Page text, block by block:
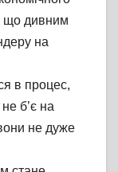
що дивним
на
в процес,
б’є на
не дуже